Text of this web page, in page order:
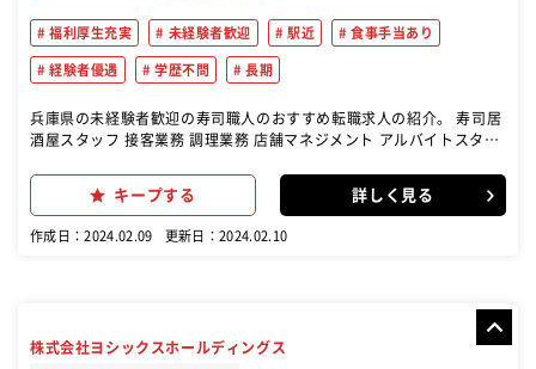
福利厚生充実 未経験者歓迎 駅近 食事手当あり
経験者優遇 学歴不問 長期
兵庫県の未経験者歓迎の寿司職人のおすすめ転職求人の紹介。 寿司居
酒屋スタッフ 接客業務 調理業務 店舗マネジメント アルバイトスタッ
キープする 詳しく見る
作成日：2024.02.09 更新日：2024.02.10
株式会社ヨシックスホールディングス